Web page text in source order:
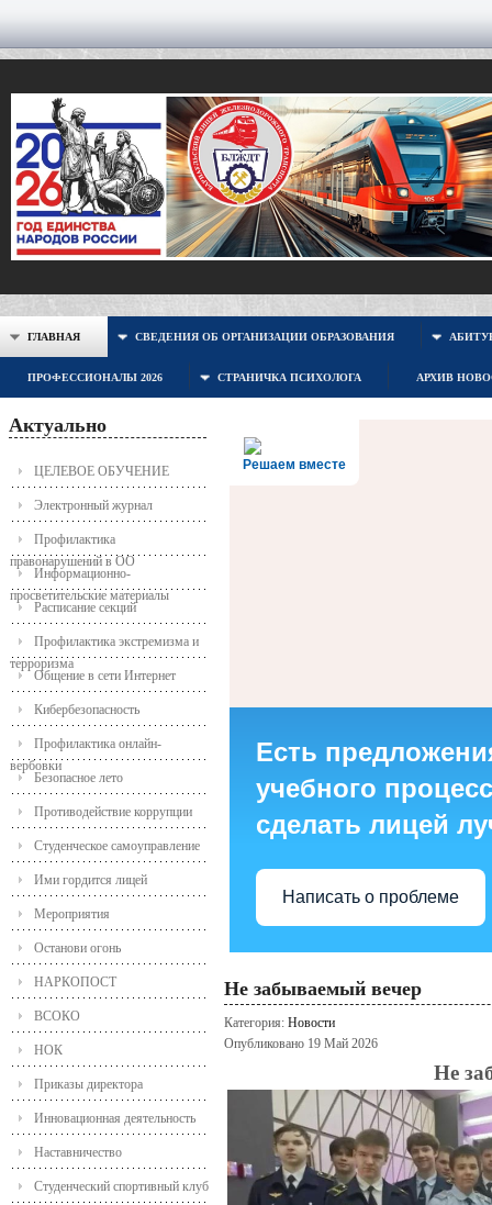
ГЛАВНАЯ СВЕДЕНИЯ ОБ ОРГАНИЗАЦИИ ОБРАЗОВАНИЯ
ПРОФЕССИОНАЛЫ 2026 СТРАНИЧКА ПСИХОЛОГА АРХИВ
Актуально
ЦЕЛЕВОЕ ОБУЧЕНИЕ
Электронный журнал
Профилактика
правонарушений в ОО
Информационно-
просветительские материалы
Расписание секций
Профилактика экстремизма и
терроризма
Общение в сети Интернет
Кибербезопасность
Профилактика онлайн-
вербовки
Безопасное лето
Противодействие коррупции
Студенческое самоуправление
Ими гордится лицей
Мероприятия
Останови огонь
НАРКОПОСТ
ВСОКО
НОК
Приказы директора
Инновационная деятельность
Наставничество
Студенческий спортивный клуб
Решаем вместе
Есть
учебного
сделать лицей
Написать о проблеме
Не забываемый вечер
Категория: Новости
Опубликовано 19 Май 2026
Не